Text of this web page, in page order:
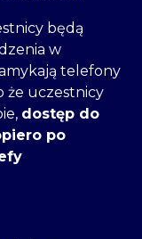
będą
w
telefony
że uczestnicy
dostęp do
po